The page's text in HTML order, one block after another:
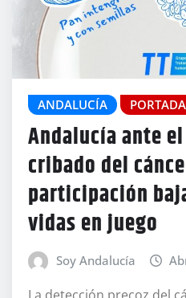
ANDALUCÍA PORTADA
Andalucía ante
cribado del
participación
vidas en juego
Soy Andalucía